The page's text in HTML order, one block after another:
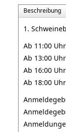
Beschreibung
1.
Ab 11:00
Ab 13:00
Ab 16:00
Ab 18:00